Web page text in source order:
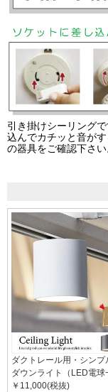
引き掛けシーリング
込んでカチッと音が
の器具をご確認下さい
ダクトレール用・シンプ
ダウンライト（LED電球
￥11,000(税抜)